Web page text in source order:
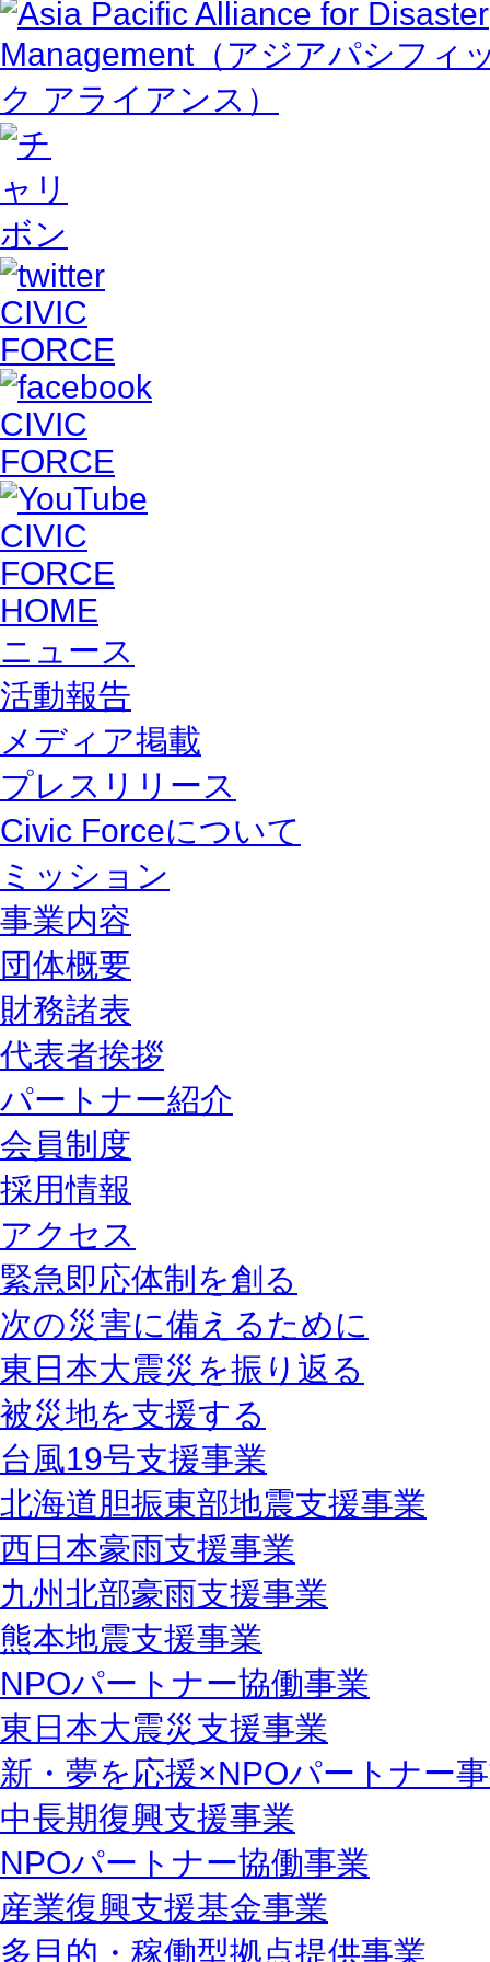
HOME
ニュース
活動報告
メディア掲載
プレスリリース
Civic Forceについて
ミッション
事業内容
団体概要
財務諸表
代表者挨拶
パートナー紹介
会員制度
採用情報
アクセス
緊急即応体制を創る
次の災害に備えるために
東日本大震災を振り返る
被災地を支援する
台風19号支援事業
北海道胆振東部地震支援事業
西日本豪雨支援事業
九州北部豪雨支援事業
熊本地震支援事業
NPOパートナー協働事業
東日本大震災支援事業
新・夢を応援×NPOパートナー
中長期復興支援事業
NPOパートナー協働事業
産業復興支援基金事業
多目的・稼働型拠点提供事業